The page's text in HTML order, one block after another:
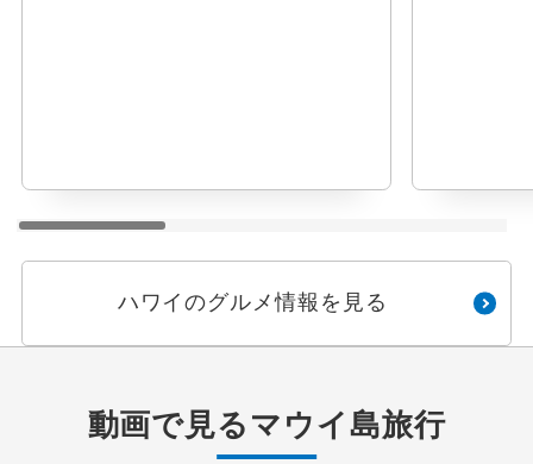
ハワイのグルメ情報を見る
動画で見る マウイ島旅行